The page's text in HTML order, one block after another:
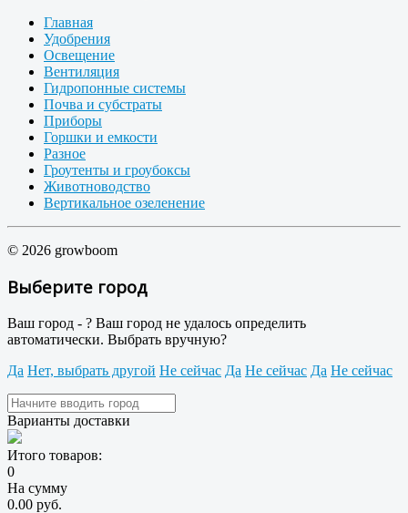
Главная
Удобрения
Освещение
Вентиляция
Гидропонные системы
Почва и субстраты
Приборы
Горшки и емкости
Разное
Гроутенты и гроубоксы
Животноводство
Вертикальное озеленение
© 2026 growboom
Выберите город
Ваш город - ? Ваш город не удалось определить
автоматически. Выбрать вручную?
Да Нет, выбрать другой Не сейчас Да Не сейчас Да Не сейчас
Варианты доставки
Итого товаров:
0
На сумму
0.00 руб.